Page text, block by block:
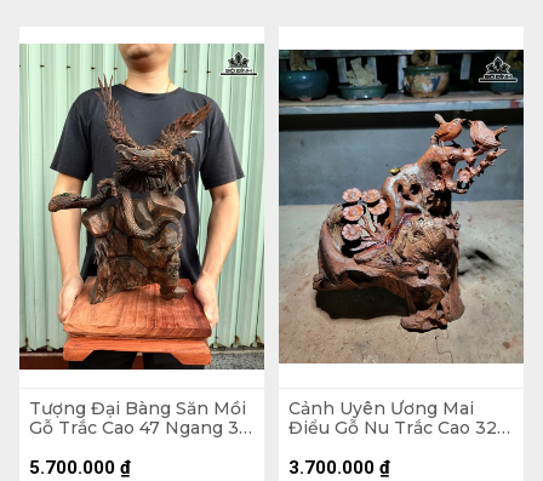
Tượng Đại Bàng Săn Mồi
Gỗ Trắc Cao 47 Ngang 36
5.700.000 ₫
Cảnh Uyên Ương Mai
Điểu Gỗ Nu Trắc Cao 32
3.700.000 ₫